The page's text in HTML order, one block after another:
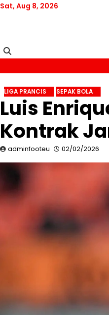
Skip
Sat, Aug 8, 2026
LIGA PRANCIS SEPAK BOLA
Luis
Kontrak
adminfooteu 02/02/2026